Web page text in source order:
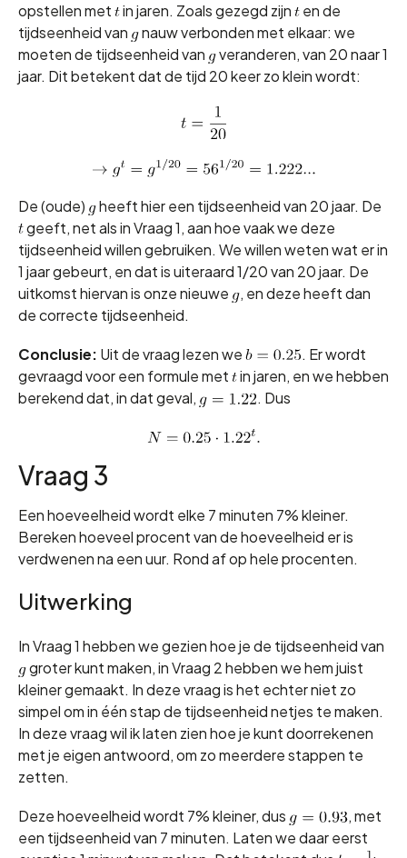
opstellen met
in jaren. Zoals gezegd zijn
en de
tijdseenheid van
nauw verbonden met elkaar: we
moeten de tijdseenheid van
veranderen, van 20 naar 1
jaar. Dit betekent dat de tijd 20 keer zo klein wordt:
De (oude)
heeft hier een tijdseenheid van 20 jaar. De
geeft, net als in Vraag 1, aan hoe vaak we deze
tijdseenheid willen gebruiken. We willen weten wat er in
1 jaar gebeurt, en dat is uiteraard 1/20 van 20 jaar. De
uitkomst hiervan is onze nieuwe
, en deze heeft dan
de correcte tijdseenheid.
Conclusie: Uit de vraag lezen we
. Er wordt
gevraagd voor een formule met
in jaren, en we hebben
berekend dat, in dat geval,
. Dus
Vraag 3
Een hoeveelheid wordt elke 7 minuten 7% kleiner.
Bereken hoeveel procent van de hoeveelheid er is
verdwenen na een uur. Rond af op hele procenten.
Uitwerking
In Vraag 1 hebben we gezien hoe je de tijdseenheid van
groter kunt maken, in Vraag 2 hebben we hem juist
kleiner gemaakt. In deze vraag is het echter niet zo
simpel om in één stap de tijdseenheid netjes te maken.
In deze vraag wil ik laten zien hoe je kunt doorrekenen
met je eigen antwoord, om zo meerdere stappen te
zetten.
Deze hoeveelheid wordt 7% kleiner, dus
, met
een tijdseenheid van 7 minuten. Laten we daar eerst